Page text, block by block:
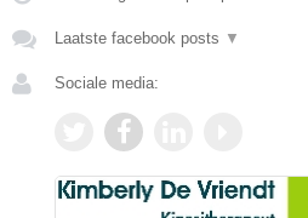
Laatste facebook posts ▼
Sociale media: